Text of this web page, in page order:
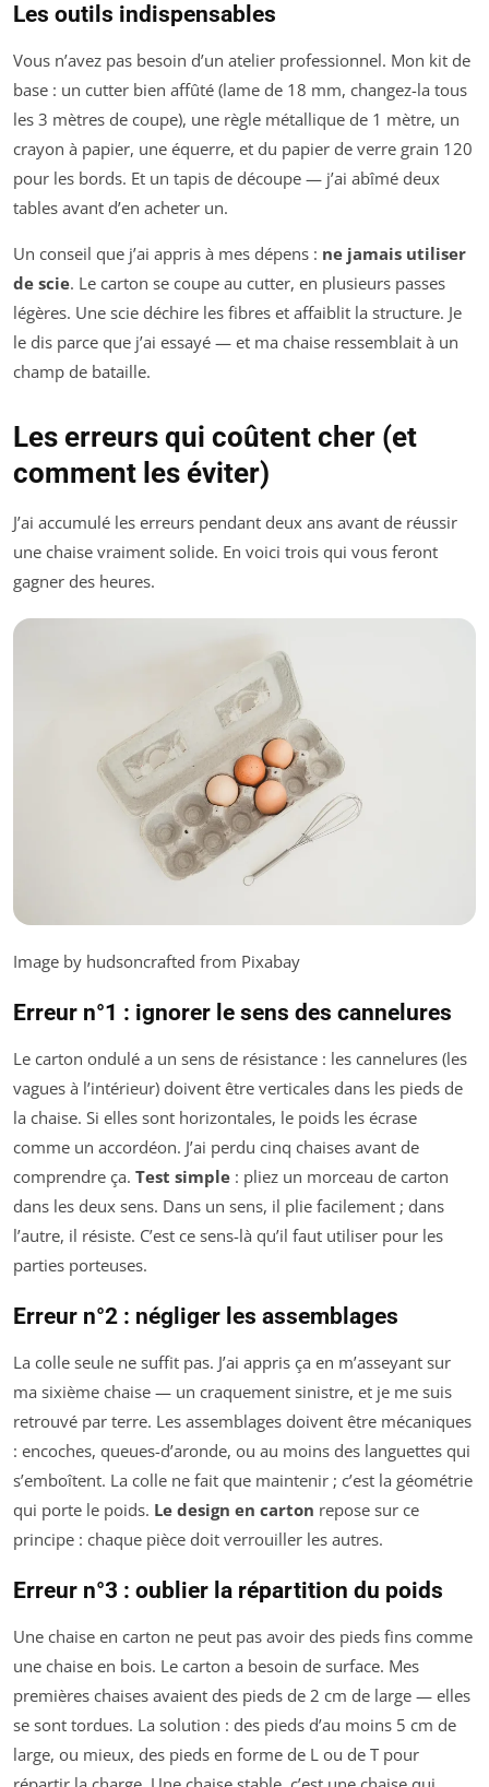
Les outils indispensables
Vous n’avez pas besoin d’un atelier professionnel. Mon kit de
base : un cutter bien affûté (lame de 18 mm, changez-la tous
les 3 mètres de coupe), une règle métallique de 1 mètre, un
crayon à papier, une équerre, et du papier de verre grain 120
pour les bords. Et un tapis de découpe — j’ai abîmé deux
tables avant d’en acheter un.
Un conseil que j’ai appris à mes dépens : ne jamais utiliser
de scie. Le carton se coupe au cutter, en plusieurs passes
légères. Une scie déchire les fibres et affaiblit la structure. Je
le dis parce que j’ai essayé — et ma chaise ressemblait à un
champ de bataille.
Les erreurs qui coûtent cher (et
comment les éviter)
J’ai accumulé les erreurs pendant deux ans avant de réussir
une chaise vraiment solide. En voici trois qui vous feront
gagner des heures.
Image by hudsoncrafted from Pixabay
Erreur n°1 : ignorer le sens des cannelures
Le carton ondulé a un sens de résistance : les cannelures (les
vagues à l’intérieur) doivent être verticales dans les pieds de
la chaise. Si elles sont horizontales, le poids les écrase
comme un accordéon. J’ai perdu cinq chaises avant de
comprendre ça. Test simple : pliez un morceau de carton
dans les deux sens. Dans un sens, il plie facilement ; dans
l’autre, il résiste. C’est ce sens-là qu’il faut utiliser pour les
parties porteuses.
Erreur n°2 : négliger les assemblages
La colle seule ne suffit pas. J’ai appris ça en m’asseyant sur
ma sixième chaise — un craquement sinistre, et je me suis
retrouvé par terre. Les assemblages doivent être mécaniques
: encoches, queues-d’aronde, ou au moins des languettes qui
s’emboîtent. La colle ne fait que maintenir ; c’est la géométrie
qui porte le poids. Le design en carton repose sur ce
principe : chaque pièce doit verrouiller les autres.
Erreur n°3 : oublier la répartition du poids
Une chaise en carton ne peut pas avoir des pieds fins comme
une chaise en bois. Le carton a besoin de surface. Mes
premières chaises avaient des pieds de 2 cm de large — elles
se sont tordues. La solution : des pieds d’au moins 5 cm de
large, ou mieux, des pieds en forme de L ou de T pour